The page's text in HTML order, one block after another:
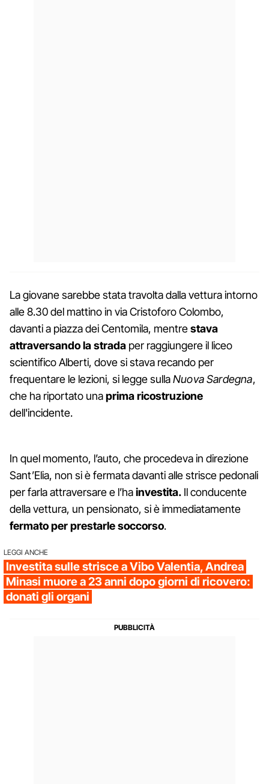
La giovane sarebbe stata travolta dalla vettura intorno
alle 8.30 del mattino in via Cristoforo Colombo,
davanti a piazza dei Centomila, mentrestava
attraversando la strada per raggiungere il liceo
scientifico Alberti, dove si stava recando per
frequentare le lezioni, si legge sullaNuova Sardegna,
che ha riportato unaprima ricostruzione
dell'incidente.
In quel momento, l’auto, che procedeva in direzione
Sant’Elia, non si è fermata davanti alle strisce pedonali
per farla attraversare e l’hainvestita. Il conducente
della vettura, un pensionato, si è immediatamente
fermato per prestarle soccorso.
LEGGI ANCHE
Investita sulle strisce a Vibo Valentia, Andrea
Minasi muore a 23 anni dopo giorni di ricovero:
donati gli organi